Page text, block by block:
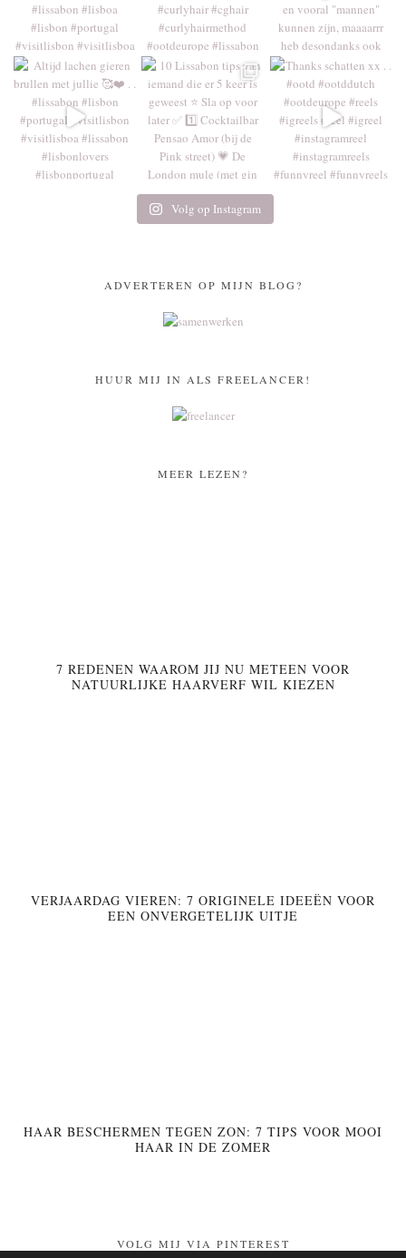
Volg op Instagram
ADVERTEREN OP MIJN BLOG?
HUUR MIJ IN ALS FREELANCER!
MEER LEZEN?
7 REDENEN WAAROM JIJ NU METEEN VOOR
NATUURLIJKE HAARVERF WIL KIEZEN
VERJAARDAG VIEREN: 7 ORIGINELE IDEEËN VOOR
EEN ONVERGETELIJK UITJE
HAAR BESCHERMEN TEGEN ZON: 7 TIPS VOOR MOOI
HAAR IN DE ZOMER
VOLG MIJ VIA PINTEREST